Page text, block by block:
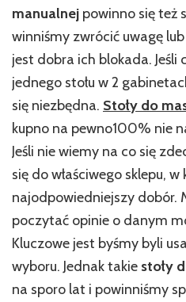
manualnej powinno się też
winniśmy zwrócić uwagę
jest dobra ich blokada. Jeśli
jednego stołu w 2
się niezbędna. Stoły do
kupno na pewno100% nie
Jeśli nie wiemy na co się
się do właściwego sklepu,
najodpowiedniejszy dobór.
poczytać opinie o danym
Kluczowe jest byśmy byli
wyboru. Jednak takie stoły
na sporo lat i powinniśmy